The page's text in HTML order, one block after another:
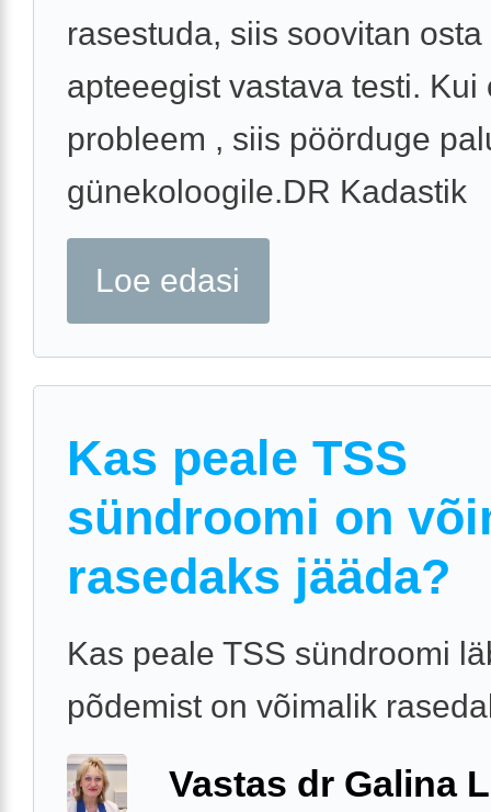
rasestuda, siis soovitan osta
apteeegist vastava testi. Kui
probleem , siis pöörduge
günekoloogile.DR Kadastik
Loe edasi
Kas peale TSS
sündroomi on
rasedaks jääda?
Kas peale TSS sündroomi
põdemist on võimalik
Vastas dr Galina